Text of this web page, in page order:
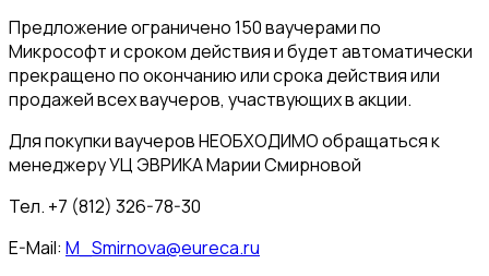
Предложение ограничено 150 ваучерами по
Микрософт и сроком действия и будет автоматически
прекращено по окончанию или срока действия или
продажей всех ваучеров, участвующих в акции.
Для покупки ваучеров НЕОБХОДИМО обращаться к
менеджеру УЦ ЭВРИКА Марии Смирновой
Тел. +7 (812) 326-78-30
E-Mail: M_Smirnova@eureca.ru